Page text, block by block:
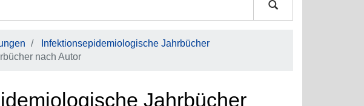
Infektionsepidemiologische Jahrbücher
nach Autor
Jahrbücher